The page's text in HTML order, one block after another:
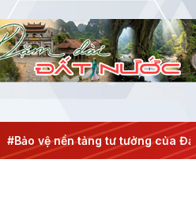
#Bảo vệ nền tảng tư tưởng của Đảng